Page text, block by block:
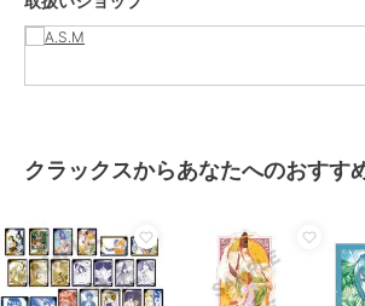
旬なワイドパンツやバギーパンツとコーディネ
のストリートスタイルもお楽しみいただけます
◆細部までこだわった美しいシルエットとボリ
ます。
柔らかで厚みのある素材ですがウールよりは軽
もストレス軽減。
クラックスからあなたへのおすす